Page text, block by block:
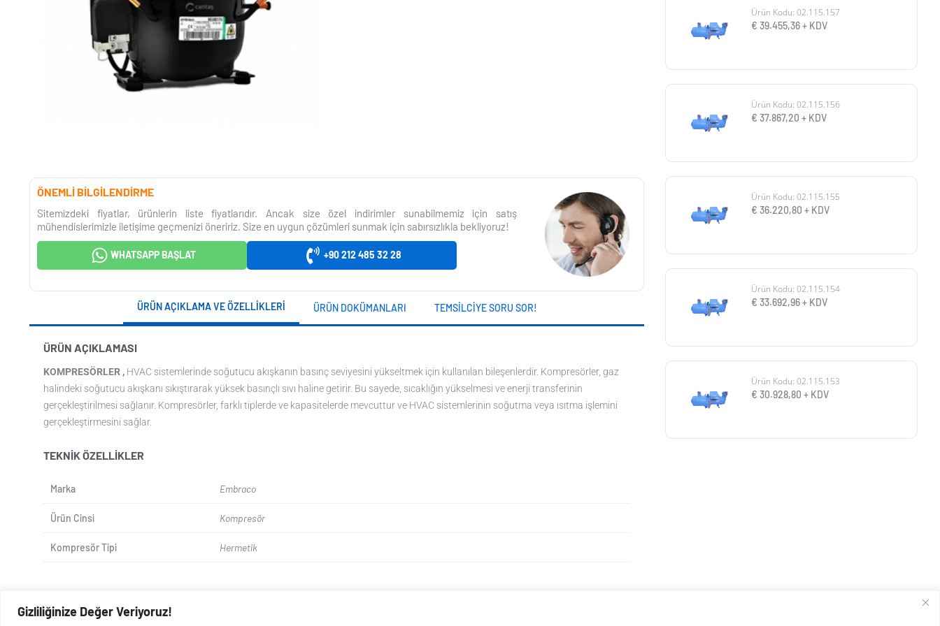
Gizliliğinize Değer Veriyoruz!
ÖNEMLİ BİLGİLENDİRME
Sitemizdeki fiyatlar, ürünlerin liste fiyatlarıdır. Ancak size özel indirimler sunabilmemiz için satış
mühendislerimizle iletişime geçmenizi öneririz. Size en uygun çözümleri sunmak için sabırsızlıkla bekliyoruz!
WHATSAPP BAŞLAT +90 212 485 32 28
ÜRÜN AÇIKLAMA VE ÖZELLIKLERI ÜRÜN DOKÜMANLARI TEMSILCIYE SORU SOR!
ÜRÜN AÇIKLAMASI
KOMPRESÖRLER , HVAC sistemlerinde soğutucu akışkanın basınç seviyesini yükseltmek için kullanılan bileşenlerdir. Kompresörler, gaz
halindeki soğutucu akışkanı sıkıştırarak yüksek basınçlı sıvı haline getirir. Bu sayede, sıcaklığın yükselmesi ve enerji transferinin
gerçekleştirilmesi sağlanır. Kompresörler, farklı tiplerde ve kapasitelerde mevcuttur ve HVAC sistemlerinin soğutma veya ısıtma işlemini
gerçekleştirmesini sağlar.
TEKNIK ÖZELLIKLER
Marka Embraco
Ürün Cinsi Kompresör
Kompresör Tipi Hermetik
Ürün Kodu: 02.115.157
€ 39.455,36+ KDV
Ürün Kodu: 02.115.156
€ 37.867,20 + KDV
Ürün Kodu: 02.115.155
€ 36.220,80 + KDV
Ürün Kodu: 02.115.154
€ 33.692,96+ KDV
Ürün Kodu: 02.115.153
€ 30.928,80 + KDV